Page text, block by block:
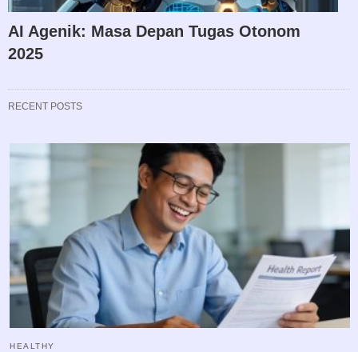
AI Agenik: Masa Depan Tugas Otonom
2025
RECENT POSTS
HEALTHY